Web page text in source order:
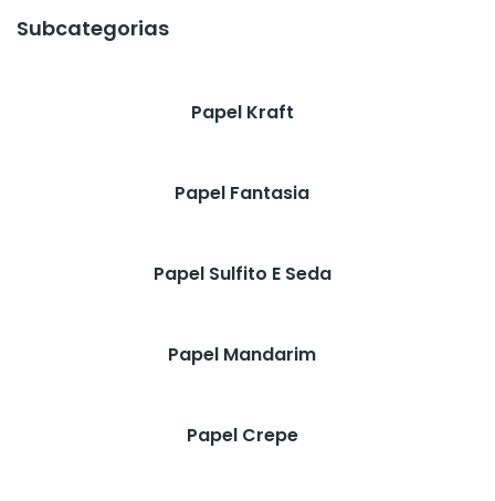
Subcategorias
Papel Kraft
Papel Fantasia
Papel Sulfito E Seda
Papel Mandarim
Papel Crepe